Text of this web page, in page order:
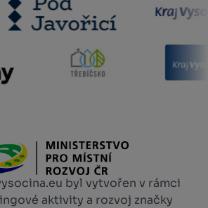
byl vytvořen v rámci
aktivity a rozvoj značky